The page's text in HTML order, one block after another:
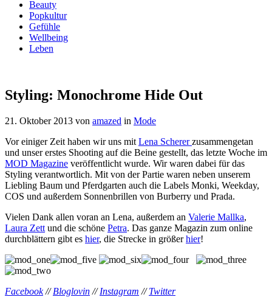
Beauty
Popkultur
Gefühle
Wellbeing
Leben
Styling: Monochrome Hide Out
21. Oktober 2013 von amazed in Mode
Vor einiger Zeit haben wir uns mit Lena Schererzusammengetan
und unser erstes Shooting auf die Beine gestellt, das letzte Woche im
MOD Magazine veröffentlicht wurde. Wir waren dabei für das
Styling verantwortlich. Mit von der Partie waren neben unserem
Liebling Baum und Pferdgarten auch die Labels Monki, Weekday,
COS und außerdem Sonnenbrillen von Burberry und Prada.
Vielen Dank allen voran an Lena, außerdem an Valerie Mallka,
Laura Zett und die schöne Petra. Das ganze Magazin zum online
durchblättern gibt es hier, die Strecke in größerhier!
Facebook//Bloglovin //Instagram //Twitter